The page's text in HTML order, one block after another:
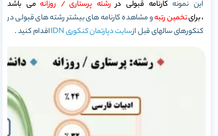
این نمونه کارنامه قبولی دررشته پرستاری/ روزانهمی باشد
،برایتخمین رتبهو مشاهده کارنامه های بیشتر رشته های قبولی در
کنکورهای سالهای قبل ازسایت دپارتمان کنکوری IDN اقدام کنید .